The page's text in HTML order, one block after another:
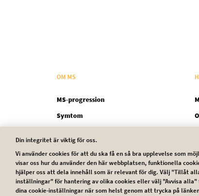
OM MS
MS-progression
Symtom
Legal SV
Din integritet är viktig för oss.
Vi använder cookies för att du ska få en så bra upplevelse som
visar oss hur du använder den här webbplatsen, funktionella
hjälper oss att dela innehåll som är relevant för dig. Välj "Tillåt
inställningar" för hantering av olika cookies eller välj "Avvisa
dina cookie-inställningar när som helst genom att trycka på